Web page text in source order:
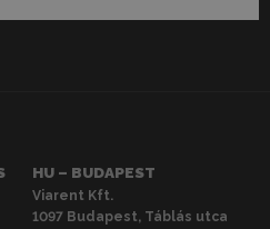
HU – BUDAPEST
Viarent Kft.
1097 Budapest, Táblás utca